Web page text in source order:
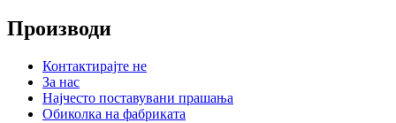
Производи
Контактирајте не
За нас
Најчесто поставувани прашања
Обиколка на фабриката